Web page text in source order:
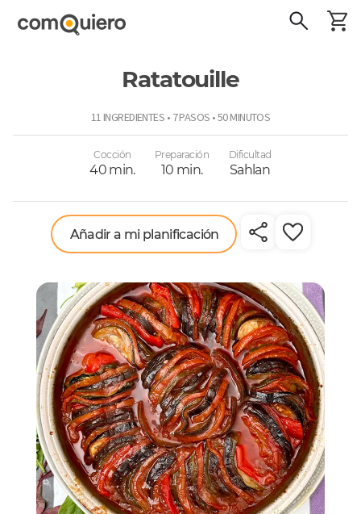
Ratatouille
11 INGREDIENTES • 7 PASOS • 50 MINUTOS
Cocción
40 min.
Preparación
10 min.
Dificultad
Sahlan
Añadir a mi planificación